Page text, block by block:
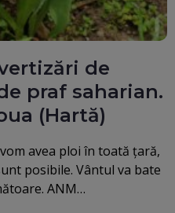
de
praf saharian.
(Hartă)
avea ploi în toată ţară,
posibile. Vântul va bate
ANM…